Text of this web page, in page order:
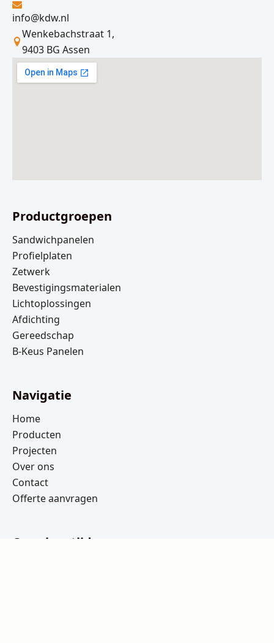
info@kdw.nl
Wenkebachstraat 1,
9403 BG Assen
Productgroepen
Sandwichpanelen
Profielplaten
Zetwerk
Bevestigingsmaterialen
Lichtoplossingen
Afdichting
Gereedschap
B-Keus Panelen
Navigatie
Home
Producten
Projecten
Over ons
Contact
Offerte aanvragen
Openingstijden